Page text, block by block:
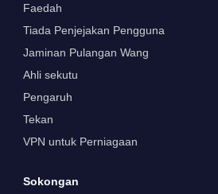
Faedah
Tiada Penjejakan Pengguna
Jaminan Pulangan Wang
Ahli sekutu
Pengaruh
Tekan
VPN untuk Perniagaan
Sokongan